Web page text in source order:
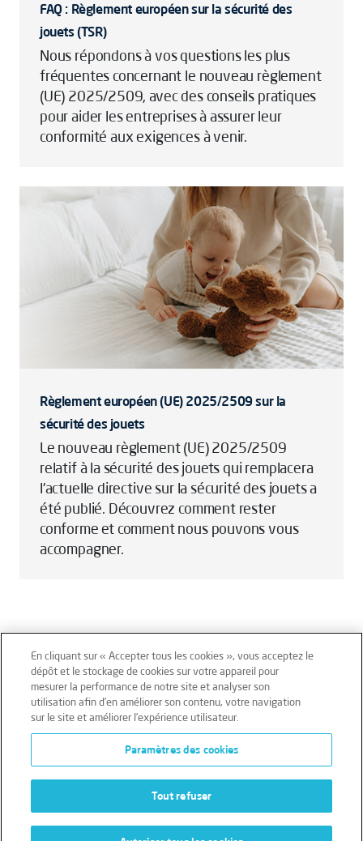
FAQ : Règlement européen sur la sécurité des
jouets (TSR)
Nous répondons à vos questions les plus
fréquentes concernant le nouveau règlement
(UE) 2025/2509, avec des conseils pratiques
pour aider les entreprises à assurer leur
conformité aux exigences à venir.
Règlement européen (UE) 2025/2509 sur la
sécurité des jouets
Le nouveau règlement (UE) 2025/2509
relatif à la sécurité des jouets qui remplacera
l'actuelle directive sur la sécurité des jouets a
été publié. Découvrez comment rester
conforme et comment nous pouvons vous
accompagner.
Mentions légales
Conditions générales
Données personnelles
Données personnelles – Volontaires
Cookies
En cliquant sur « Accepter tous les cookies », vous acceptez le
dépôt et le stockage de cookies sur votre appareil pour
mesurer la performance de notre site et analyser son
utilisation afin d’en améliorer son contenu, votre navigation
sur le site et améliorer l’expérience utilisateur.
Paramètres des cookies
Tout refuser